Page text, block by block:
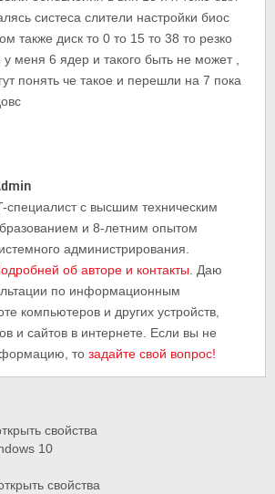
систеса слители настройки биос
также диск то 0 то 15 то 38 то резко
у меня 6 ядер и такого быть не может ,
понять че такое и перешли на 7 пока
cпециалист с высшим техническим
и 8-летним опытом
администрирования.
об авторе и контакты . Даю
по информационным
компьютеров и других устройств,
и сайтов в интернете. Если вы не
тозадайте свой вопрос!
свойства
10
свойства